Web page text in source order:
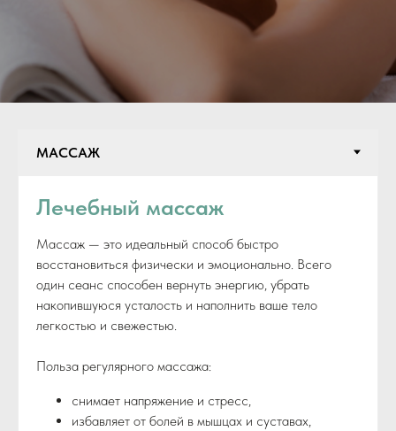
Лечебный массаж
Массаж — это идеальный способ быстро
восстановиться физически и эмоционально. Всего
один сеанс способен вернуть энергию, убрать
накопившуюся усталость и наполнить ваше тело
легкостью и свежестью.
Польза регулярного массажа:
снимает напряжение и стресс,
избавляет от болей в мышцах и суставах,